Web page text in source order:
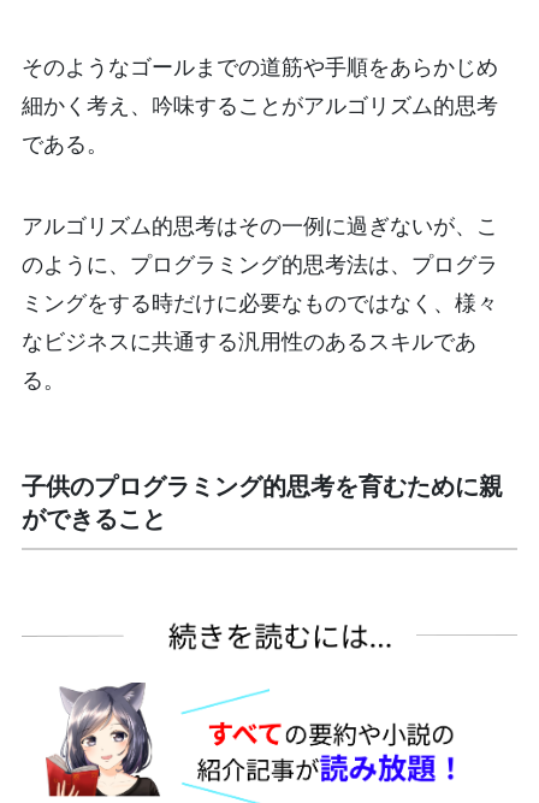
そのようなゴールまでの道筋や手順をあらかじめ
細かく考え、吟味することがアルゴリズム的思考
である。
アルゴリズム的思考はその一例に過ぎないが、こ
のように、プログラミング的思考法は、プログラ
ミングをする時だけに必要なものではなく、様々
なビジネスに共通する汎用性のあるスキルであ
る。
子供のプログラミング的思考を育むために親
ができること